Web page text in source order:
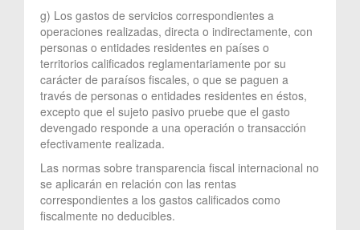
g) Los gastos de servicios correspondientes a
operaciones realizadas, directa o indirectamente, con
personas o entidades residentes en países o
territorios calificados reglamentariamente por su
carácter de paraísos fiscales, o que se paguen a
través de personas o entidades residentes en éstos,
excepto que el sujeto pasivo pruebe que el gasto
devengado responde a una operación o transacción
efectivamente realizada.
Las normas sobre transparencia fiscal internacional no
se aplicarán en relación con las rentas
correspondientes a los gastos calificados como
fiscalmente no deducibles.